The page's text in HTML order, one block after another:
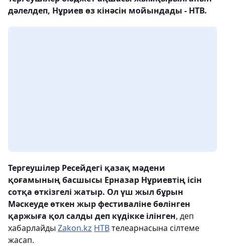
дәлелдеп, Нұриев өз кінәсін мойындады - НТВ.
Тергеушілер Ресейдегі қазақ мәдени
қоғамының басшысы Ерназар Нұриевтің ісін
сотқа өткізгелі жатыр. Ол үш жыл бұрын
Мәскеуде өткен жыр фестиваліне бөлінген
қаржыға қол салды деп күдікке ілінген, деп
хабарлайды Zakon.kz НТВтелеарнасына сілтеме
жасап.